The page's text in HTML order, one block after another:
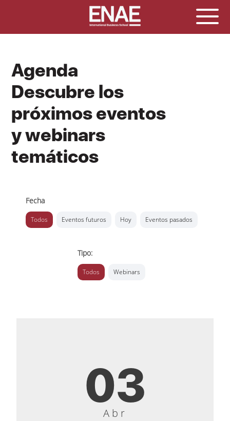
Agenda
Descubre los
próximos eventos
y webinars
temáticos
Fecha
Todos Eventos futuros Hoy Eventos pasados
Tipo:
Todos Webinars
03
Abr